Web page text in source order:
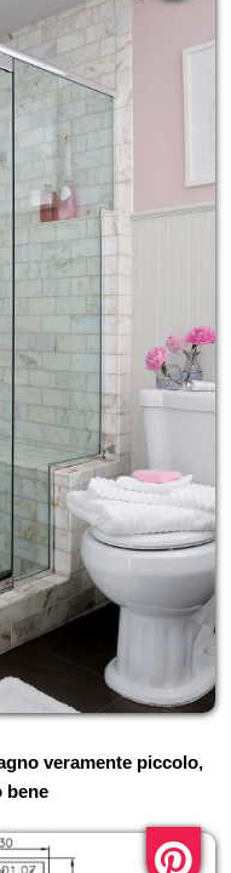
veramente piccolo,
bene